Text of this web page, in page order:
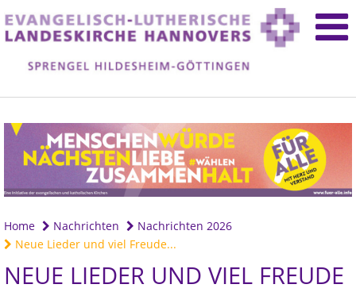
Home Nachrichten
Nachrichten 2026
Neue Lieder und viel Freude...
NEUE LIEDER UND VIEL FREUDE